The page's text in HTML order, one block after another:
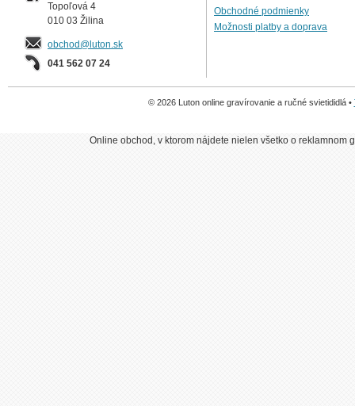
Topoľová 4
010 03 Žilina
obchod@luton.sk
041 562 07 24
Obchodné podmienky
Možnosti platby a doprava
© 2026 Luton online gravírovanie a ručné svietididlá •
Online obchod, v ktorom nájdete nielen všetko o